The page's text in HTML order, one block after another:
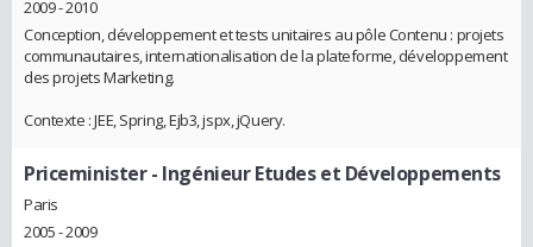
2009 - 2010
Conception, développement et tests unitaires au pôle Contenu : projets
communautaires, internationalisation de la plateforme, développement
des projets Marketing.
Contexte : JEE, Spring, Ejb3, jspx, jQuery.
Priceminister- Ingénieur Etudes et Développements
Paris
2005 - 2009